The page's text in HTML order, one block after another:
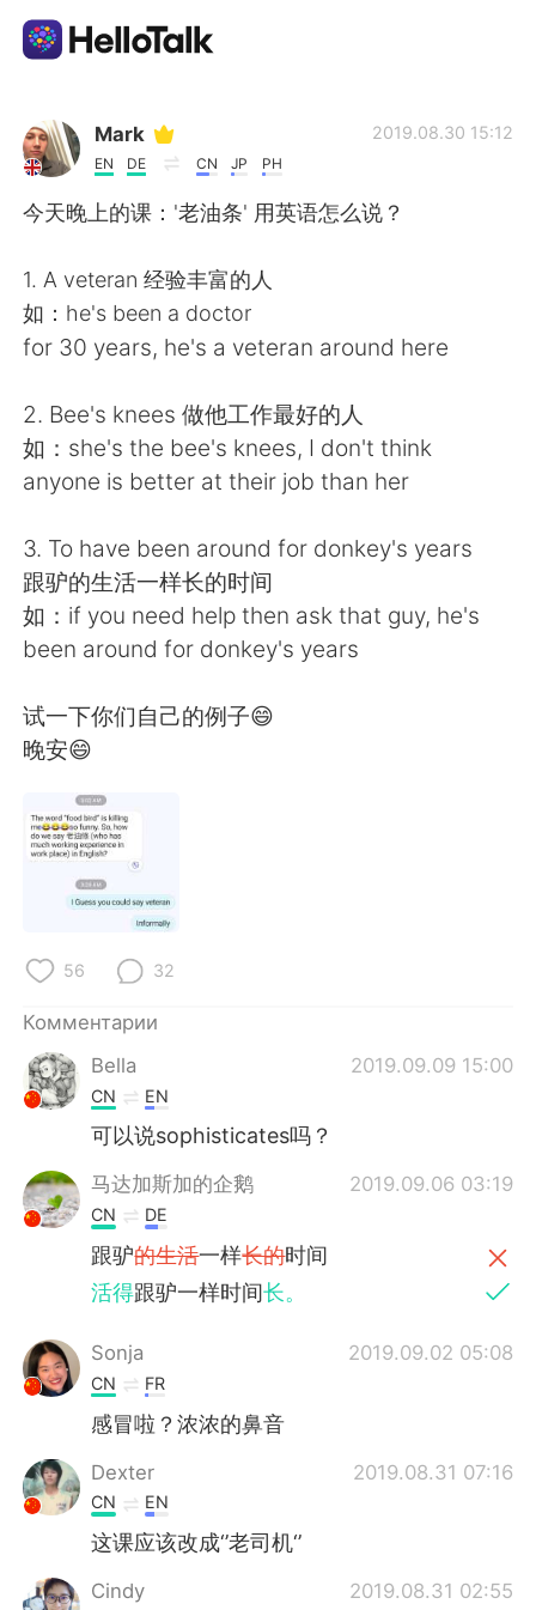
Приложение для Языкового Обмена
AI Grammar Checker
English 简体中文
繁體中文 Español
العربية Français
Deutsch 日本語
한국어 ไทย
Indonesia Italiano
Türkçe Tiếng Việt
Mark
EN DE CN JP PH
2019.08.30 15:12
今天晚上的课：'老油条' 用英语怎么说？
1. A veteran 经验丰富的人
如：he's been a doctor
for 30 years, he's a veteran around here
2. Bee's knees 做他工作最好的人
如：she's the bee's knees, I don't think
anyone is better at their job than her
3. To have been around for donkey's years
跟驴的生活一样长的时间
如：if you need help then ask that guy, he's
been around for donkey's years
试一下你们自己的例子😄
晚安😄
56 32
Комментарии
Bella
2019.09.09 15:00
CN EN
可以说sophisticates吗？
马达加斯加的企鹅 2019.09.06 03:19
CN DE
跟驴的生活一样长的时间
活得跟驴一样时间长。
Sonja 2019.09.02 05:08
CN FR
感冒啦？浓浓的鼻音
Dexter 2019.08.31 07:16
CN EN
这课应该改成‘’老司机‘’
Cindy 2019.08.31 02:55